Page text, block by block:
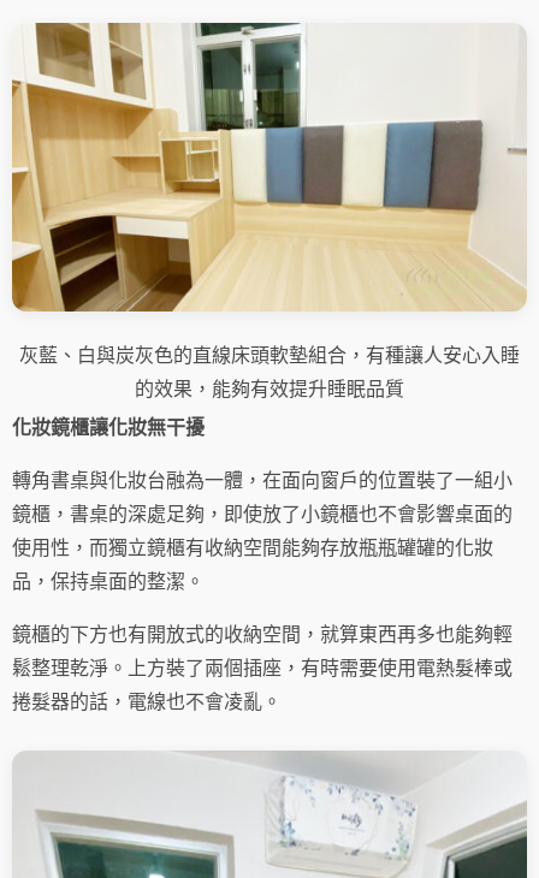
灰藍、白與炭灰色的直線床頭軟墊組合，有種讓人安心入睡
的效果，能夠有效提升睡眠品質
化妝鏡櫃讓化妝無干擾
轉角書桌與化妝台融為一體，在面向窗戶的位置裝了一組小
鏡櫃，書桌的深處足夠，即使放了小鏡櫃也不會影響桌面的
使用性，而獨立鏡櫃有收納空間能夠存放瓶瓶罐罐的化妝
品，保持桌面的整潔。
鏡櫃的下方也有開放式的收納空間，就算東西再多也能夠輕
鬆整理乾淨。上方裝了兩個插座 ，有時需要使用電熱髮棒或
捲髮器的話，電線也不會凌亂。